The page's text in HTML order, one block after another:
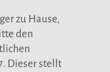
zu Hause,
den
Dieser stellt